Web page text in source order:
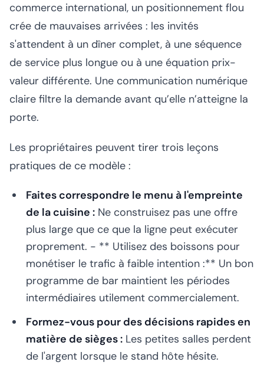
commerce international, un positionnement flou
crée de mauvaises arrivées : les invités
s'attendent à un dîner complet, à une séquence
de service plus longue ou à une équation prix-
valeur différente. Une communication numérique
claire filtre la demande avant qu’elle n’atteigne la
porte.
Les propriétaires peuvent tirer trois leçons
pratiques de ce modèle :
Faites correspondre le menu à l'empreinte
de la cuisine : Ne construisez pas une offre
plus large que ce que la ligne peut exécuter
proprement. - ** Utilisez des boissons pour
monétiser le trafic à faible intention :** Un bon
programme de bar maintient les périodes
intermédiaires utilement commercialement.
Formez-vous pour des décisions rapides en
matière de sièges : Les petites salles perdent
de l'argent lorsque le stand hôte hésite.